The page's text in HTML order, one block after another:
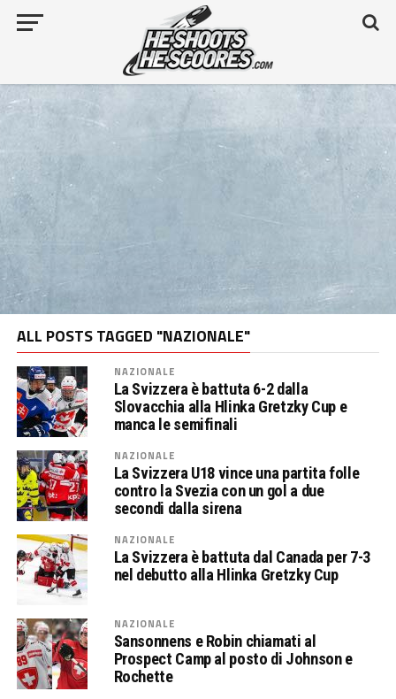
ALL POSTS TAGGED "NAZIONALE"
NAZIONALE
La Svizzera è battuta 6-2 dalla
Slovacchia alla Hlinka Gretzky Cup e
manca le semifinali
NAZIONALE
La Svizzera U18 vince una partita folle
contro la Svezia con un gol a due
secondi dalla sirena
NAZIONALE
La Svizzera è battuta dal Canada per 7-3
nel debutto alla Hlinka Gretzky Cup
NAZIONALE
Sansonnens e Robin chiamati al
Prospect Camp al posto di Johnson e
Rochette